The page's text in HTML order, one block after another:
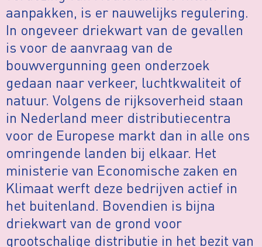
aanpakken, is er nauwelijks regulering.
In ongeveer driekwart van de gevallen
is voor de aanvraag van de
bouwvergunning geen onderzoek
gedaan naar verkeer, luchtkwaliteit of
natuur. Volgens de rijksoverheid staan
in Nederland meer distributiecentra
voor de Europese markt dan in alle ons
omringende landen bij elkaar. Het
ministerie van Economische zaken en
Klimaat werft deze bedrijven actief in
het buitenland. Bovendien is bijna
driekwart van de grond voor
grootschalige distributie in het bezit van